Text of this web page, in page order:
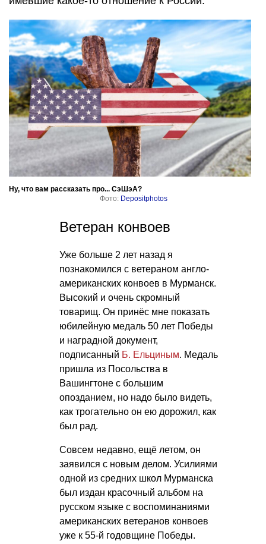
Ну, что вам рассказать про... СэШэА?
Фото: Depositphotos
Ветеран конвоев
Уже больше 2 лет назад я
познакомился с ветераном англо-
американских конвоев в Мурманск.
Высокий и очень скромный
товарищ. Он принёс мне показать
юбилейную медаль 50 лет Победы
и наградной документ,
подписанный Б. Ельциным. Медаль
пришла из Посольства в
Вашингтоне с большим
опозданием, но надо было видеть,
как трогательно он ею дорожил, как
был рад.
Совсем недавно, ещё летом, он
заявился с новым делом. Усилиями
одной из средних школ Мурманска
был издан красочный альбом на
русском языке с воспоминаниями
американских ветеранов конвоев
уже к 55-й годовщине Победы.